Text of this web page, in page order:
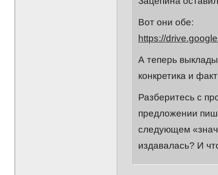
Вот они обе:
https://
А теперь
конкретика и
Разберитесь с
предложении
следующем
издавалась? И